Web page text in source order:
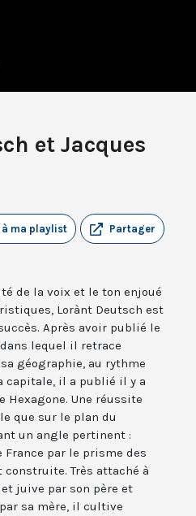
et Jacques
Partager
ma playlist
de la voix et le ton enjoué
Lorànt Deutsch est
Après avoir publié le
lequel il retrace
géographie, au rythme
capitale, il a publié il y a
Hexagone. Une réussite
que sur le plan du
un angle pertinent :
par le prisme des
Très attaché à
juive par son père et
sa mère, il cultive